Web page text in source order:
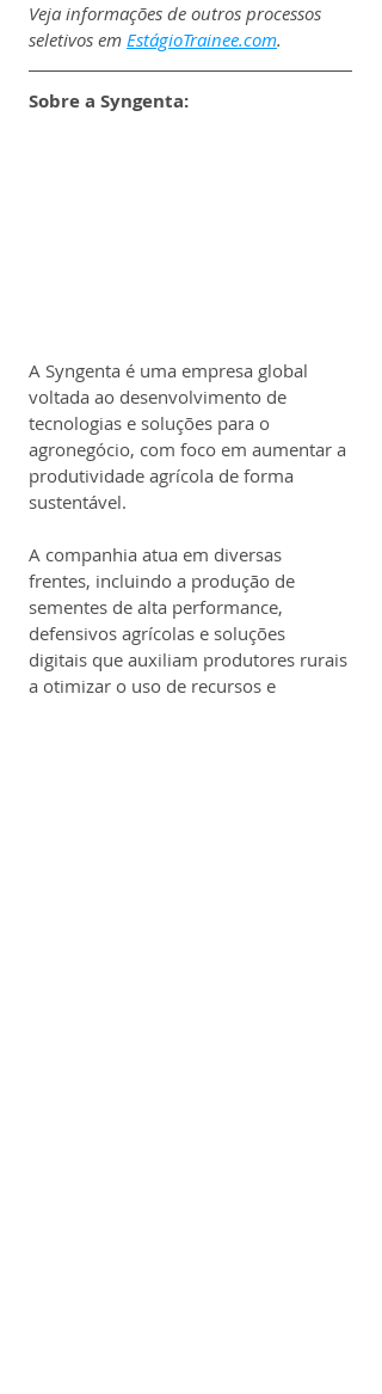
Veja informações de outros processos
seletivos em EstágioTrainee.com.
Sobre a Syngenta:
A Syngenta é uma empresa global
voltada ao desenvolvimento de
tecnologias e soluções para o
agronegócio, com foco em aumentar a
produtividade agrícola de forma
sustentável.
A companhia atua em diversas
frentes, incluindo a produção de
sementes de alta performance,
defensivos agrícolas e soluções
digitais que auxiliam produtores rurais
a otimizar o uso de recursos e